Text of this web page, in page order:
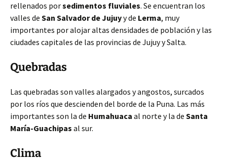
rellenados porsedimentos fluviales. Se encuentran los
valles de San Salvador de Jujuyy de Lerma, muy
importantes por alojar altas densidades de población y las
ciudades capitales de las provincias de Jujuy y Salta.
Quebradas
Las quebradas son valles alargados y angostos, surcados
por los ríos que descienden del borde de la Puna. Las más
importantes son la de Humahuaca al norte y la de Santa
María-Guachipas al sur.
Clima